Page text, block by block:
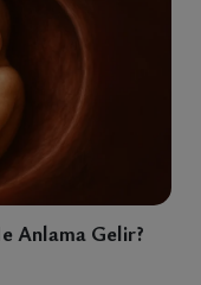
Anlama Gelir?